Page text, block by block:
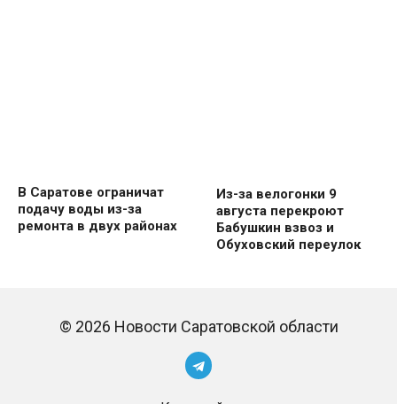
В Саратове ограничат
подачу воды из-за
ремонта в двух районах
Из-за велогонки 9
августа перекроют
Бабушкин взвоз и
Обуховский переулок
© 2026 Новости Саратовской области